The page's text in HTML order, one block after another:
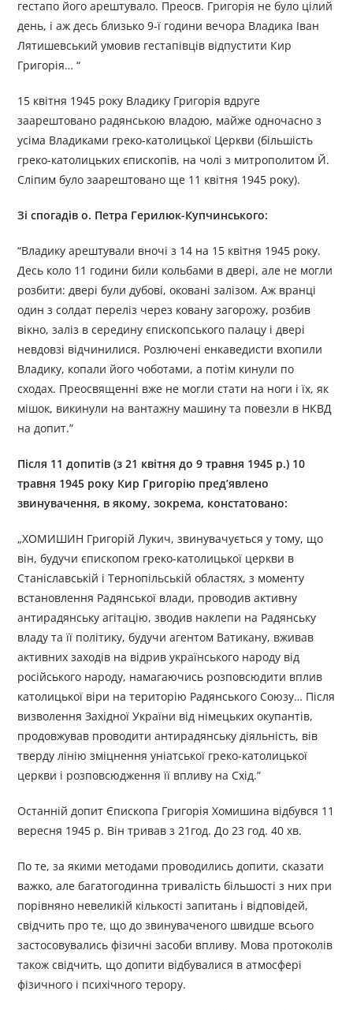
гестапо його арештувало. Преосв. Григорія не було цілий
день, і аж десь близько 9-ї години вечора Владика Іван
Лятишевський умовив гестапівців відпустити Кир
Григорія… “
15 квітня 1945 року Владику Григорія вдруге
заарештовано радянською владою, майже одночасно з
усіма Владиками греко-католицької Церкви (більшість
греко-католицьких єпископів, на чолі з митрополитом Й.
Сліпим було заарештовано ще 11 квітня 1945 року).
Зі спогадів о. Петра Герилюк-Купчинського:
“Владику арештували вночі з 14 на 15 квітня 1945 року.
Десь коло 11 години били кольбами в двері, але не могли
розбити: двері були дубові, оковані залізом. Аж вранці
один з солдат переліз через ковану загорожу, розбив
вікно, заліз в середину єпископського палацу і двері
невдовзі відчинилися. Розлючені енкаведисти вхопили
Владику, копали його чоботами, а потім кинули по
сходах. Преосвященні вже не могли стати на ноги і їх, як
мішок, викинули на вантажну машину та повезли в НКВД
на допит.”
Після 11 допитів (з 21 квітня до 9 травня 1945 р.) 10
травня 1945 року Кир Григорію пред’явлено
звинувачення, в якому, зокрема, констатовано:
„ХОМИШИН Григорій Лукич, звинувачується у тому, що
він, будучи єпископом греко-католицької церкви в
Станіславській і Тернопільській областях, з моменту
встановлення Радянської влади, проводив активну
антирадянську агітацію, зводив наклепи на Радянську
владу та її політику, будучи агентом Ватикану, вживав
активних заходів на відрив українського народу від
російського народу, намагаючись розповсюдити вплив
католицької віри на територію Радянського Союзу… Після
визволення Західної України від німецьких окупантів,
продовжував проводити антирадянську діяльність, вів
тверду лінію зміцнення уніатської греко-католицької
церкви і розповсюдження її впливу на Схід.”
Останній допит Єпископа Григорія Хомишина відбувся 11
вересня 1945 р. Він тривав з 21год. До 23 год. 40 хв.
По те, за якими методами проводились допити, сказати
важко, але багатогодинна тривалість більшості з них при
порівняно невеликій кількості запитань і відповідей,
свідчить про те, що до звинуваченого швидше всього
застосовувались фізичні засоби впливу. Мова протоколів
також свідчить, що допити відбувалися в атмосфері
фізичного і психічного терору.